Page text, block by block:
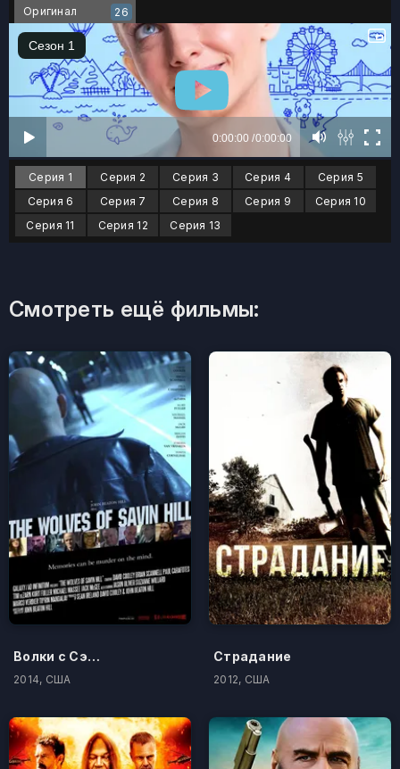
Оригинал 26
Серия 1 Серия 2 Серия 3 Серия 4
Серия 5
Серия 6
Серия 7 Серия 8 Серия 9
Серия 10
Серия 11
Серия 12 Серия 13
Смотреть ещё фильмы:
Волки с Сэйвин-Хилл
2014, США
Страдание
2012, США